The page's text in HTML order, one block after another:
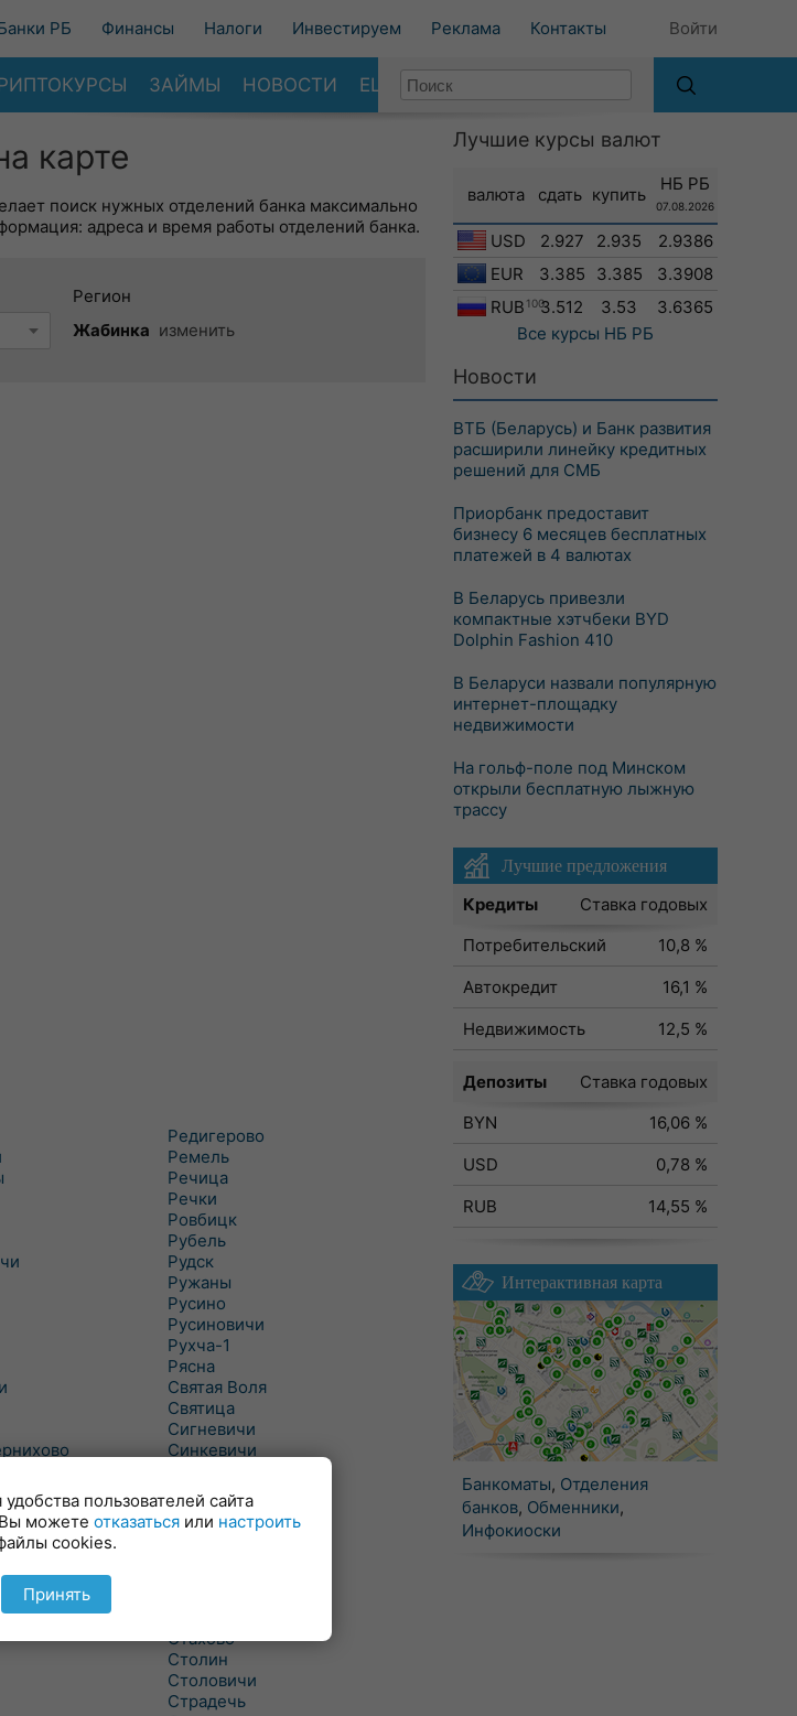
РБ Финансы Налоги Инвестируем Реклама Контакты Войти
ЗАЙМЫ НОВОСТИ ЕЩЕ
карте
поиск нужных отделений банка максимально
адреса и время работы отделений банка.
Регион
Жабинка изменить
Редигерово
Ремель
Речица
Речки
Ровбицк
Рубель
Рудск
Ружаны
Русино
Русиновичи
Рухча-1
Рясна
Святая Воля
Святица
Сигневичи
Синкевичи
Снитово
Соколово
Сочивки
Стахово
Столин
Столовичи
Страдечь
Лучшие курсы валют
валюта сдать купить
НБ РБ
07.08.2026
USD 2.927 2.935
2.9386
EUR
3.385 3.385
3.3908
RUB 1003.512 3.53
3.6365
Все курсы НБ РБ
Новости
ВТБ (Беларусь) и Банк развития
расширили линейку кредитных
решений для СМБ
Приорбанк предоставит
бизнесу 6 месяцев бесплатных
платежей в 4 валютах
В Беларусь привезли
компактные хэтчбеки BYD
Dolphin Fashion 410
В Беларуси назвали популярную
интернет-площадку
недвижимости
На гольф-поле под Минском
открыли бесплатную лыжную
трассу
Лучшие предложения
Кредиты
Ставка годовых
Потребительский
10,8 %
Автокредит
16,1 %
Недвижимость
12,5 %
Депозиты
Ставка годовых
BYN
16,06 %
USD
0,78 %
RUB
14,55 %
Интерактивная карта
Банкоматы, Отделения
банков, Обменники,
Инфокиоски
пользователей сайта
можете отказаться или настроить
cookies.
Принять